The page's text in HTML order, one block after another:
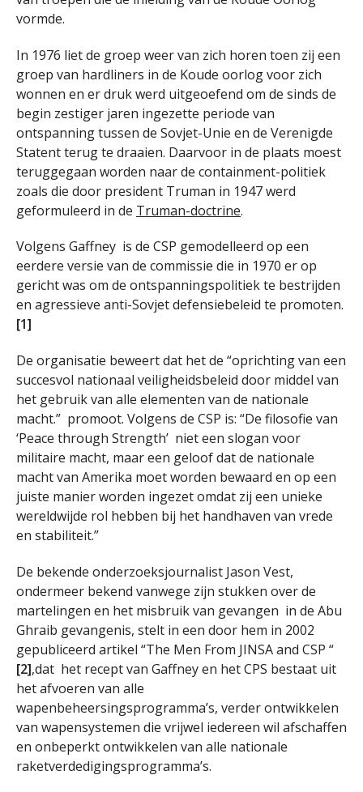
vormde.
In 1976 liet de groep weer van zich horen toen zij een
groep van hardliners in de Koude oorlog voor zich
wonnen en er druk werd uitgeoefend om de sinds de
begin zestiger jaren ingezette periode van
ontspanning tussen de Sovjet-Unie en de Verenigde
Statent terug te draaien. Daarvoor in de plaats moest
teruggegaan worden naar de containment-politiek
zoals die door president Truman in 1947 werd
geformuleerd in de Truman-doctrine.
Volgens Gaffney is de CSP gemodelleerd op een
eerdere versie van de commissie die in 1970 er op
gericht was om de ontspanningspolitiek te bestrijden
en agressieve anti-Sovjet defensiebeleid te promoten.
[1]
De organisatie beweert dat het de “oprichting van een
succesvol nationaal veiligheidsbeleid door middel van
het gebruik van alle elementen van de nationale
macht.” promoot. Volgens de CSP is: “De filosofie van
‘Peace through Strength’ niet een slogan voor
militaire macht, maar een geloof dat de nationale
macht van Amerika moet worden bewaard en op een
juiste manier worden ingezet omdat zij een unieke
wereldwijde rol hebben bij het handhaven van vrede
en stabiliteit.”
De bekende onderzoeksjournalist Jason Vest,
ondermeer bekend vanwege zijn stukken over de
martelingen en het misbruik van gevangen in de Abu
Ghraib gevangenis, stelt in een door hem in 2002
gepubliceerd artikel “The Men From JINSA and CSP “
[2],dat het recept van Gaffney en het CPS bestaat uit
het afvoeren van alle
wapenbeheersingsprogramma’s, verder ontwikkelen
van wapensystemen die vrijwel iedereen wil afschaffen
en onbeperkt ontwikkelen van alle nationale
raketverdedigingsprogramma’s.